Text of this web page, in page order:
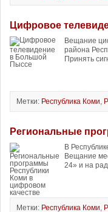
Цифровое
Вещание
района
Принять
Метки: Республика Коми,
Региональные
В
Вещание
24» и на
Метки: Республика Коми,